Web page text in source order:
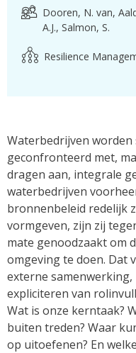
Dooren, N. van
A.J. Salmon, S.
Resilience
Waterbedrijven worden
geconfronteerd met,
dragen aan, integrale
waterbedrijven
bronnenbeleid redelijk
vormgeven, zijn zij
mate genoodzaakt om
omgeving te doen. Dat
externe
expliciteren van
Wat is onze kerntaak?
buiten treden? Waar
op uitoefenen? En